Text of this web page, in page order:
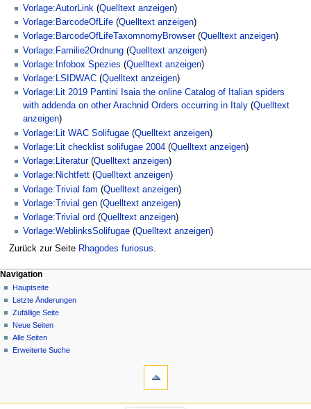
Vorlage:AutorLink (Quelltext anzeigen)
Vorlage:BarcodeOfLife (Quelltext anzeigen)
Vorlage:BarcodeOfLifeTaxomnomyBrowser(Quelltext anzeigen)
Vorlage:Familie2Ordnung (Quelltext anzeigen)
Vorlage:Infobox Spezies (Quelltext anzeigen)
Vorlage:LSIDWAC (Quelltext anzeigen)
Vorlage:Lit 2019 Pantini Isaia the online Catalog of Italian spiders
with addenda on other Arachnid Orders occurring in Italy (Quelltext
anzeigen)
Vorlage:Lit WAC Solifugae (Quelltext anzeigen)
Vorlage:Lit checklist solifugae 2004 (Quelltext anzeigen)
Vorlage:Literatur(Quelltext anzeigen)
Vorlage:Nichtfett (Quelltext anzeigen)
Vorlage:Trivial fam (Quelltext anzeigen)
Vorlage:Trivial gen (Quelltext anzeigen)
Vorlage:Trivial ord (Quelltext anzeigen)
Vorlage:WeblinksSolifugae (Quelltext anzeigen)
Zurück zur Seite Rhagodes furiosus
Navigation
Hauptseite
Letzte Änderungen
Zufällige Seite
Neue Seiten
Alle Seiten
Erweiterte Suche